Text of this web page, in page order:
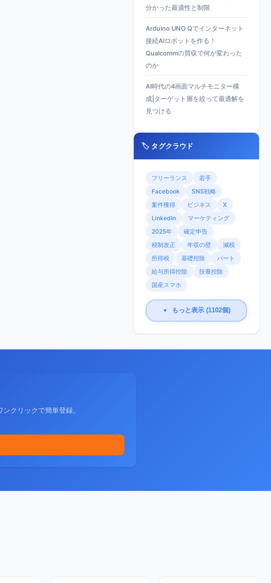
分かった最適性と制限
Arduino UNO Qでインターネット
接続AIロボットを作る！
Qualcommの買収で何が変わった
のか
AI時代の4画面マルチモニター構
成|ターゲット層を絞って最適解を
見つける
🏷️ タグクラウド
フリーランス
若手
Facebook
SNS戦略
案件獲得
ビジネス
X
LinkedIn
マーケティング
2025年
確定申告
税制改正
年収の壁
減税
所得税
基礎控除
パート
給与所得控除
扶養控除
国産スマホ
▼ もっと表示 (1102個)
クリックで簡単登録。